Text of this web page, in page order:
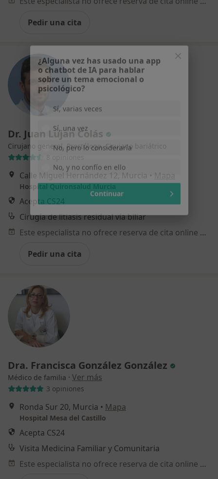
Pedir una cita
Dr. Juan Lujan Colás
Cirujano general, Proctólogo, Cirujano bariátrico
8 opiniones
Calle Miguel Hernández 12, Murcia • Mapa
Hospital Quironsalud Murcia
Acepta CS24
Cirugía de litiasis residual vía biliar
Este especialista no ofrece reserva de cita online en esta dirección.
Pedir una cita
Dra. Francisca González González
Médico de familia · Ver más
3 opiniones
Ronda Sur 20, Murcia • Mapa
Hospital Mesa del Castillo
Acepta CS24
Visita Medicina Familiar y Comunitaria
Este especialista no ofrece reserva de cita online en esta dirección.
¿Alguna vez has usado una app
o chatbot de IA para hablar
sobre un tema emocional o
Sí, una vez
No, y no confío en ello
Continuar